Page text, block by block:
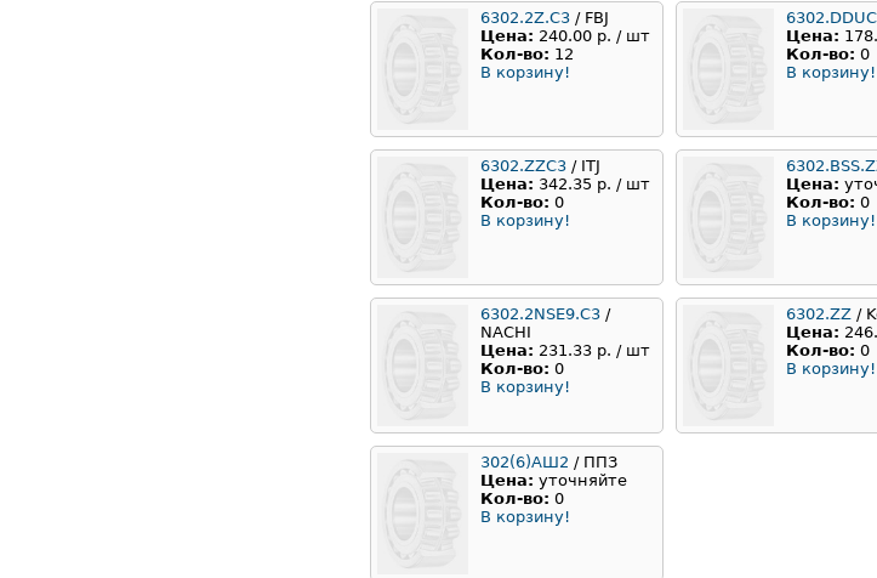
6302.2Z.C3 / FBJ
Цена: 240.00 р. / шт
Кол-во: 12
В корзину!
Цена:
Кол-во: 0
В корзину!
6302.ZZC3 / ITJ
Цена: 342.35 р. / шт
Кол-во: 0
В корзину!
Цена:
Кол-во: 0
В корзину!
6302.2NSE9.C3 /
NACHI
Цена: 231.33 р. / шт
Кол-во: 0
В корзину!
6302.ZZ /
Цена:
Кол-во: 0
В корзину!
302(6)АШ2 / ППЗ
Цена: уточняйте
Кол-во: 0
В корзину!